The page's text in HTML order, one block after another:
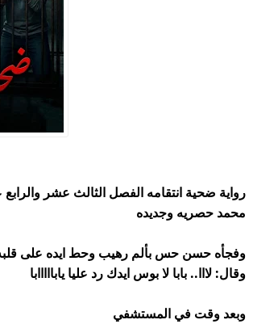
رواية ضحية انتقامه الفصل الثالث عشر
محمد حصريه وجديده
وفجأه حسن حس بألم رهيب وحط ايده على
وقال: لااا.. بابا لا بوس ايدك رد عليا يابااااابا
وبعد وقت في المستشفي